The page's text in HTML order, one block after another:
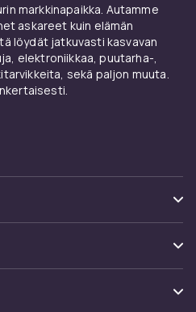
markkinapaikka. Autamme
askareet kuin elämän
löydät jatkuvasti kasvavan
elektroniikkaa, puutarha-,
sekä paljon muuta.